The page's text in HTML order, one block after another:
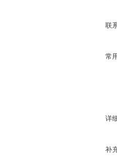
联
常
详
补